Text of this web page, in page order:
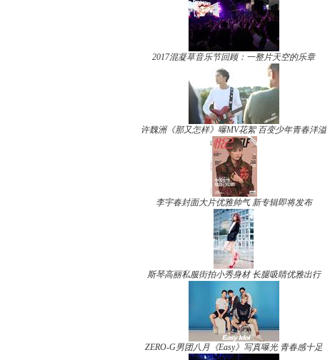
2017混凝草音乐节回顾：一整片天空的乐章
许魏洲《那又怎样》曝MV花絮 百变少年青春洋溢
李宇春封面大片优雅帅气 新专辑即将发布
斯琴高丽私服街拍小秀身材 长腿吸睛优雅出行
ZERO-G男团八月《Easy》写真曝光 青春感十足